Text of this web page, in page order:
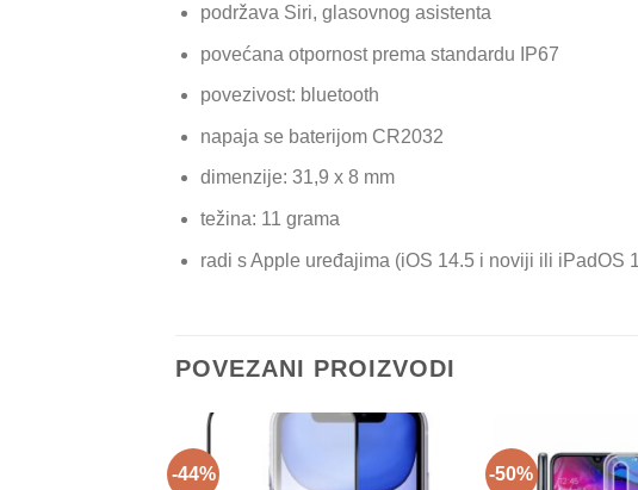
podržava Siri, glasovnog asistenta
povećana otpornost prema standardu IP67
povezivost: bluetooth
napaja se baterijom CR2032
dimenzije: 31,9 x 8 mm
težina: 11 grama
radi s Apple uređajima (iOS 14.5 i noviji ili iPadOS
POVEZANI PROIZVODI
-44% -50%